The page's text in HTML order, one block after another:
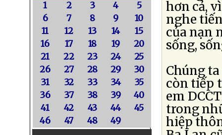
1 2 3 4
5
6
7 8 9
10
11
12 13 14
15
16
17 18 19
20
21
22 23 24
25
26
27 28 29
30
31
32 33 34
35
36
37 38 39
40
41
42 43 44
45
46
47 48 49
hơn cả,
nghe
của nạn
sống,
Chúng
còn tiếp
em
trong
hiệp